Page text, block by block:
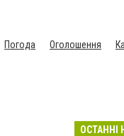
Погода Оголошення
ОСТАННІ